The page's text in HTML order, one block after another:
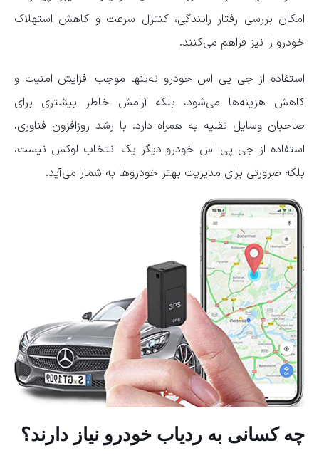
امکان بررسی رفتار رانندگی، کنترل سرعت و کاهش استهلاک
خودرو را نیز فراهم می‌کنند.
استفاده از جی پی اس خودرو نه‌تنها موجب افزایش امنیت و
کاهش هزینه‌ها می‌شود، بلکه آرامش خاطر بیشتری برای
صاحبان وسایل نقلیه به همراه دارد. با رشد روزافزون فناوری،
استفاده از جی‌ پی‌ اس خودرو دیگر یک انتخاب لوکس نیست،
بلکه ضرورتی برای مدیریت بهتر خودروها به شمار می‌آید.
چه کسانی به ردیاب خودرو نیاز دارند؟